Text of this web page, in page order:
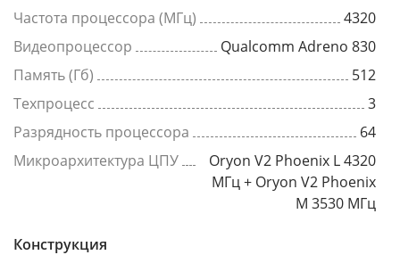
Частота процессора (МГц)
4320
Видеопроцессор
Qualcomm Adreno 830
Память (Гб)
512
Техпроцесс
3
Разрядность процессора
64
Микроархитектура ЦПУ
Oryon V2 Phoenix L 4320
МГц + Oryon V2 Phoenix
M 3530 МГц
Конструкция